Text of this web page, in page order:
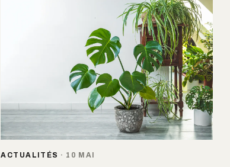
ACTUALITÉS · 10 MAI